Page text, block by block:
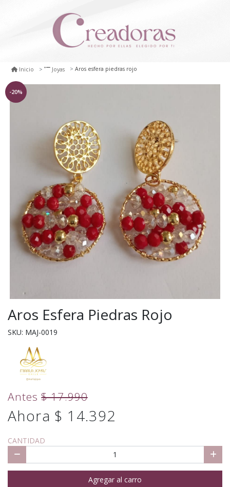
Inicio Joyas Aros esfera piedras rojo
-20%
Aros Esfera Piedras Rojo
SKU: MAJ-0019
Antes$ 17.990
Ahora $ 14.392
CANTIDAD
Agregar al carro